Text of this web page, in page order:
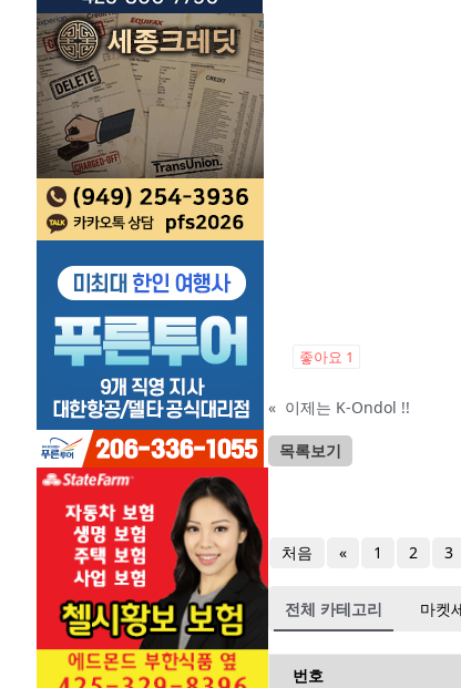
좋아요 1
« 이제는 K-Ondol !!
목록보기
처음 « 1 2 3
전체 카테고리 마켓
번호